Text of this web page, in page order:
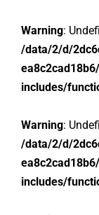
Warning:
/data/2/d/
includes/
Warning:
/data/2/d/
includes/